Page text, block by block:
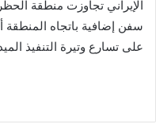
الإيراني تجاوزت منطقة
سفن إضافية باتجاه المنطقة
على تسارع وتيرة التنفيذ